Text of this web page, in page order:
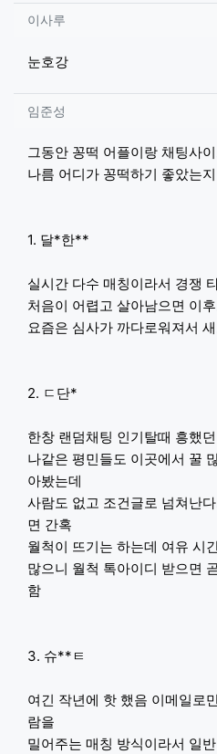
이사루님의 댓글
이사루
눈호강
임준성님의 댓글
임준성
그동안 꽁떡 어플이랑 채팅사
나름 어디가 꽁떡하기 좋았는
1. 달*한**
실시간 다수 매칭이라서 경쟁
처음이 어렵고 살아남으면 이
요즘은 심사가 까다로워져서
2. ㄷ단*
한창 랜덤채팅 인기탈때 흥했
나같은 평민들도 이곳에서 꿀
아봤는데
사람도 없고 조건글로 넘쳐난
면 간혹
월척이 뜨기는 하는데 여유 시
많으니 월척 톡아이디 받으면
함
3. 슈**ㅌ
여긴 작년에 핫 했음 이메일로
람을
밀어주는 매칭 방식이라서 일